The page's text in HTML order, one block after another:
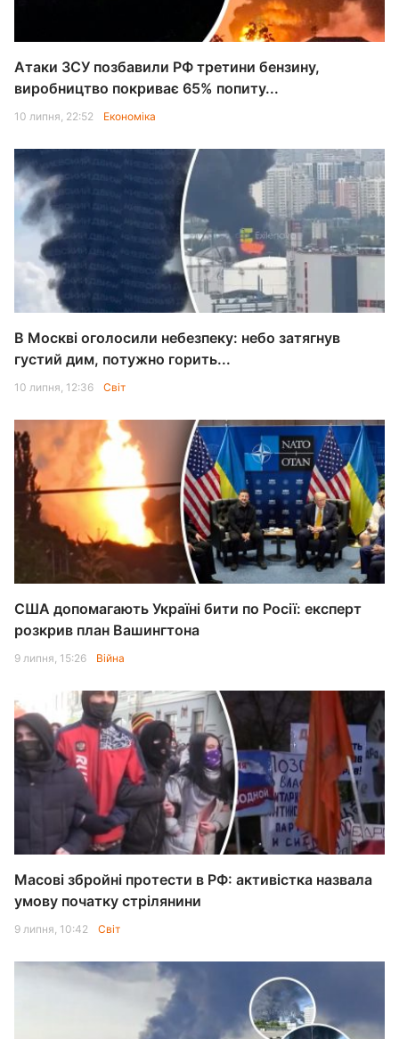
Атаки ЗСУ позбавили РФ третини бензину,
виробництво покриває 65% попиту...
10 липня, 22:52 Економіка
В Москві оголосили небезпеку: небо затягнув
густий дим, потужно горить...
10 липня, 12:36 Світ
США допомагають Україні бити по Росії: експерт
розкрив план Вашингтона
9 липня, 15:26 Війна
Масові збройні протести в РФ: активістка назвала
умову початку стрілянини
9 липня, 10:42 Світ